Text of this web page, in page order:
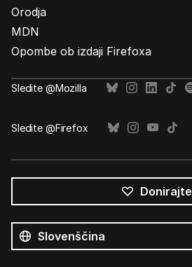
Orodja
MDN
Opombe ob izdaji Firefoxa
Sledite @Mozilla
Sledite @Firefox
Donirajte
jeziki
Jezik